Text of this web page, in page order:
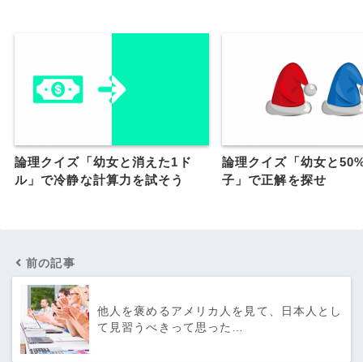
論理クイズ「幼女と消えた1ド
ル」で冷静な計算力を試そう
論理クイズ「幼女と
子」で正解を探せ
前の記事
他人を褒めるアメリカ人を見て、日本人とし
て見習うべきって思った…